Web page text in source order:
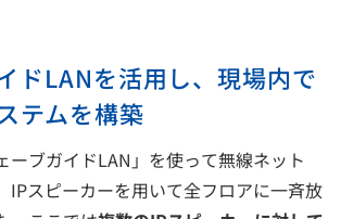
ドLANを活用し、現場内で
テムを構築
ーブガイドLAN」を使って無線ネット
IPスピーカーを用いて全フロアに一斉放